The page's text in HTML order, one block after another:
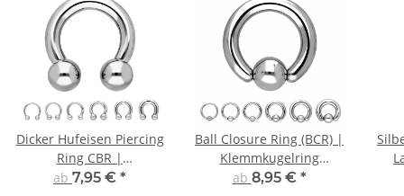
Dicker Hufeisen Piercing
Ring CBR |
Chirurgenstahl | Silber
ab 7,95 € *
Ball Closure Ring (BCR) |
Klemmkugelring
Piercing | Silber | 2mm
ab 8,95 € *